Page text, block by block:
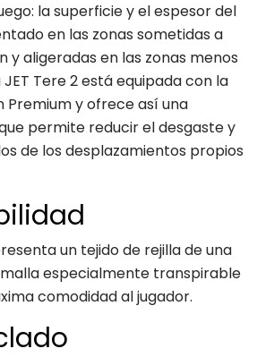
la superficie y el espesor del
en las zonas sometidas a
y aligeradas en las zonas menos
JET Tere 2 está equipada con la
Premium y ofrece así una
permite reducir el desgaste y
de los desplazamientos propios
un tejido de rejilla de una
especialmente transpirable
comodidad al jugador.